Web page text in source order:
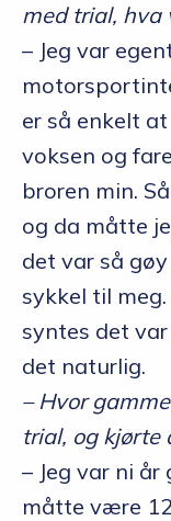
med trial, hva
– Jeg var
er så enkelt
voksen og
broren min.
og da måtte
det var så
sykkel til
syntes det
det naturlig.
– Hvor
trial, og kjørte
– Jeg var ni
måtte være